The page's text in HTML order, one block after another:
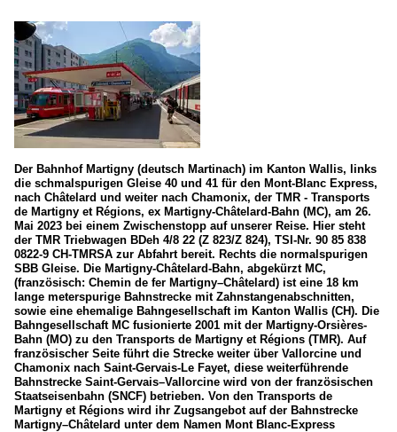
Der Bahnhof Martigny (deutsch Martinach) im Kanton Wallis, links
die schmalspurigen Gleise 40 und 41 für den Mont-Blanc Express,
nach Châtelard und weiter nach Chamonix, der TMR - Transports
de Martigny et Régions, ex Martigny-Châtelard-Bahn (MC), am 26.
Mai 2023 bei einem Zwischenstopp auf unserer Reise. Hier steht
der TMR Triebwagen BDeh 4/8 22 (Z 823/Z 824), TSI-Nr. 90 85 838
0822-9 CH-TMRSA zur Abfahrt bereit. Rechts die normalspurigen
SBB Gleise. Die Martigny-Châtelard-Bahn, abgekürzt MC,
(französisch: Chemin de fer Martigny–Châtelard) ist eine 18 km
lange meterspurige Bahnstrecke mit Zahnstangenabschnitten,
sowie eine ehemalige Bahngesellschaft im Kanton Wallis (CH). Die
Bahngesellschaft MC fusionierte 2001 mit der Martigny-Orsières-
Bahn (MO) zu den Transports de Martigny et Régions (TMR). Auf
französischer Seite führt die Strecke weiter über Vallorcine und
Chamonix nach Saint-Gervais-Le Fayet, diese weiterführende
Bahnstrecke Saint-Gervais–Vallorcine wird von der französischen
Staatseisenbahn (SNCF) betrieben. Von den Transports de
Martigny et Régions wird ihr Zugsangebot auf der Bahnstrecke
Martigny–Châtelard unter dem Namen Mont Blanc-Express